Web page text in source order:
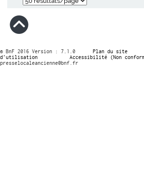
© BnF 2016 Version : 7.1.0 Plan du site
d’utilisation
Accessibilité (Non
presselocaleancienne@bnf.fr